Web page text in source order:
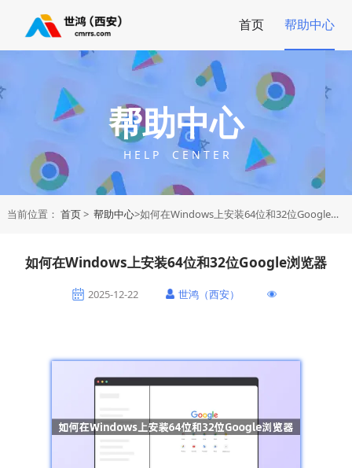
首页 帮助中心
帮助中心
H E L P C E N T E R
当前位置： 首页> 帮助中心>如何在Windows上安装64位和32位Google浏览器
如何在Windows上安装64位和32位Google浏览器
2025-12-22 世鸿（西安）